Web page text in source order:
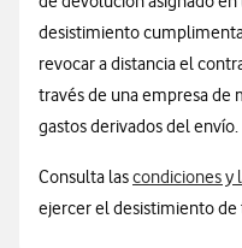
desistimiento
revocar a distancia el
través de una empresa de
gastos derivados del envío.
Consulta lascondiciones y
ejercer el desistimiento